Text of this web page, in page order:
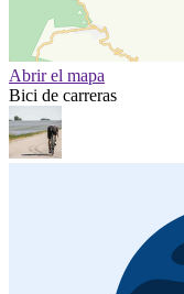
Abrir el mapa
Bici de carreras